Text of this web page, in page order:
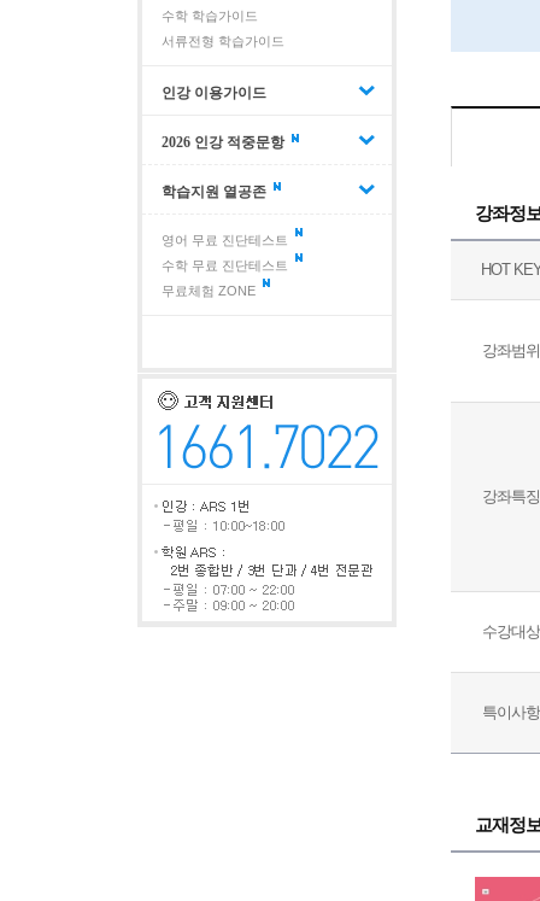
수학 학습가이드
서류전형 학습가이드
인강 이용가이드
2026 인강 적중문항
학습지원 열공존
영어 무료 진단테스트
수학 무료 진단테스트
무료체험 ZONE
강좌정
HOT
강좌범위
강좌특징
수강대상
특이사항
교재정